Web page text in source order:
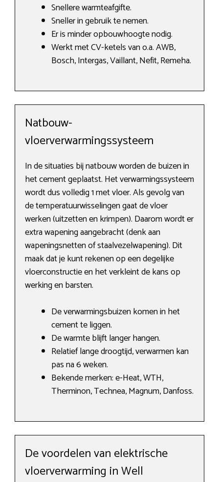
Snellere warmteafgifte.
Sneller in gebruik te nemen.
Er is minder opbouwhoogte nodig.
Werkt met CV-ketels van o.a. AWB,
Bosch, Intergas, Vaillant, Nefit, Remeha.
Natbouw-
vloerverwarmingssysteem
In de situaties bij natbouw worden de buizen in
het cement geplaatst. Het verwarmingssysteem
wordt dus volledig 1 met vloer. Als gevolg van
de temperatuurwisselingen gaat de vloer
werken (uitzetten en krimpen). Daarom wordt er
extra wapening aangebracht (denk aan
wapeningsnetten of staalvezelwapening). Dit
maak dat je kunt rekenen op een degelijke
vloerconstructie en het verkleint de kans op
werking en barsten.
De verwarmingsbuizen komen in het
cement te liggen.
De warmte blijft langer hangen.
Relatief lange droogtijd, verwarmen kan
pas na 6 weken.
Bekende merken: e-Heat, WTH,
Therminon, Technea, Magnum, Danfoss.
De voordelen van elektrische
vloerverwarming in Well